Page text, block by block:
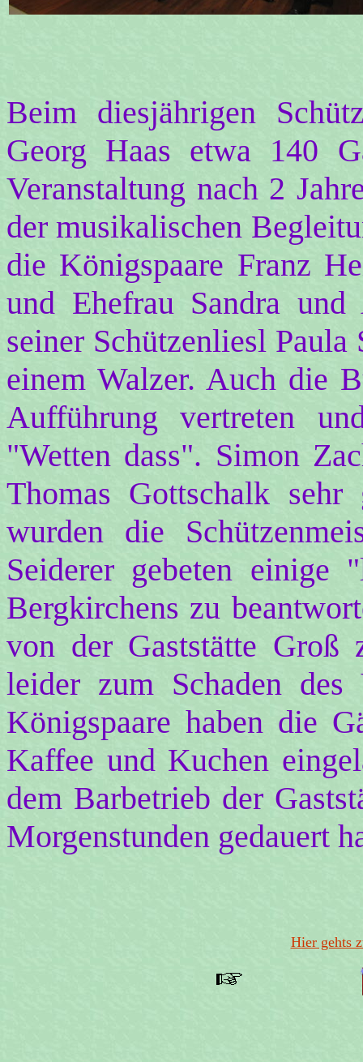
Beim diesjährigen
Georg Haas etwa 140
Veranstaltung nach 2
der musikalischen
die Königspaare Franz
und Ehefrau Sandra
seiner Schützenliesl
einem Walzer. Auch die
Aufführung vertreten
"Wetten dass". Simon
Thomas Gottschalk
wurden die
Seiderer gebeten einige
Bergkirchens zu
von der Gaststätte Groß
leider zum Schaden des
Königspaare haben die
Kaffee und Kuchen
dem Barbetrieb der
Morgenstunden gedauert
Hier gehts